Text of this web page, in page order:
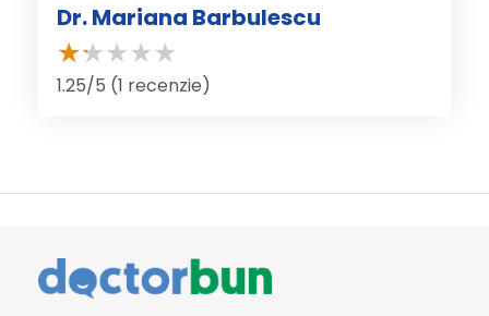
Dr. Mariana Barbulescu
1.25/5 (1 recenzie)